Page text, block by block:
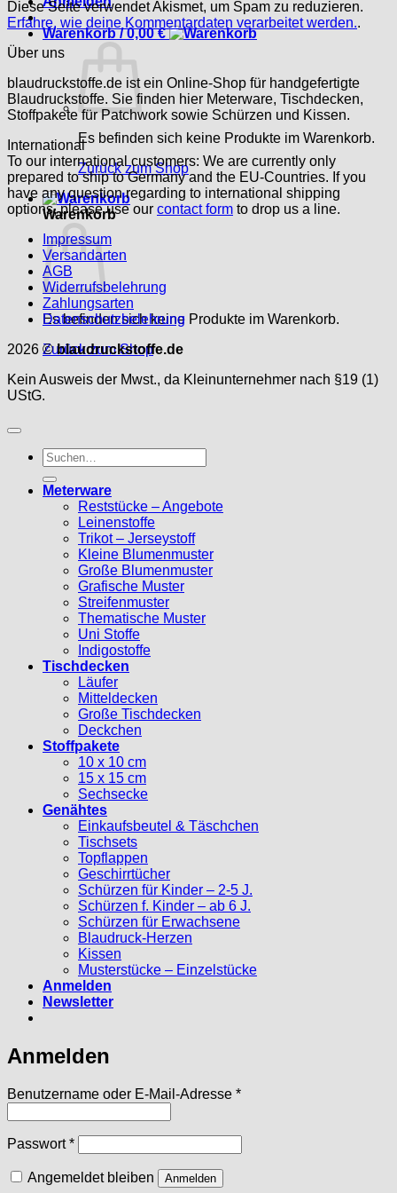
Warenkorb /0,00€
Es befinden sich keine Produkte im Warenkorb.
Zurück zum Shop
Warenkorb
Es befinden sich keine Produkte im Warenkorb.
Zurück zum Shop
Diese Seite verwendet Akismet, um Spam zu reduzieren.
Erfahre, wie deine Kommentardaten verarbeitet werden..
Über uns
blaudruckstoffe.de ist ein Online-Shop für handgefertigte
Blaudruckstoffe. Sie finden hier Meterware, Tischdecken,
Stoffpakete für Patchwork sowie Schürzen und Kissen.
International
To our international customers: We are currently only
prepared to ship to Germany and the EU-Countries. If you
have any question regarding to international shipping
options, please use our contact form to drop us a line.
Impressum
Versandarten
AGB
Widerrufsbelehrung
Zahlungsarten
Datenschutzbelehrung
2026 ©blaudruckstoffe.de
Kein Ausweis der Mwst., da Kleinunternehmer nach §19 (1)
UStG.
Suche
nach:
Meterware
Reststücke – Angebote
Leinenstoffe
Trikot – Jerseystoff
Kleine Blumenmuster
Große Blumenmuster
Grafische Muster
Streifenmuster
Thematische Muster
Uni Stoffe
Indigostoffe
Tischdecken
Läufer
Mitteldecken
Große Tischdecken
Deckchen
Stoffpakete
10 x 10 cm
15 x 15 cm
Sechsecke
Genähtes
Einkaufsbeutel & Täschchen
Tischsets
Topflappen
Geschirrtücher
Schürzen für Kinder – 2-5 J.
Schürzen f. Kinder – ab 6 J.
Schürzen für Erwachsene
Blaudruck-Herzen
Kissen
Musterstücke – Einzelstücke
Anmelden
Newsletter
Anmelden
Benutzername oder E-Mail-Adresse *Erforderlich
Passwort*Erforderlich
Angemeldet bleiben Anmelden